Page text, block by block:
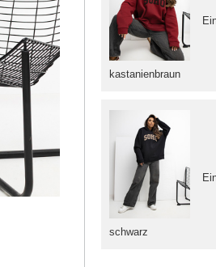
kastanienbraun
schwarz